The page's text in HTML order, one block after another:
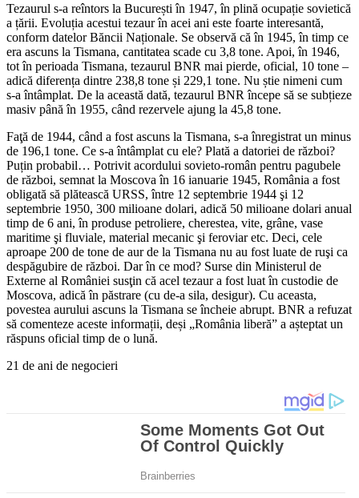
Tezaurul s-a reîntors la București în 1947, în plină ocupație sovietică
a țării. Evoluția acestui tezaur în acei ani este foarte interesantă,
conform datelor Băncii Naționale. Se observă că în 1945, în timp ce
era ascuns la Tismana, cantitatea scade cu 3,8 tone. Apoi, în 1946,
tot în perioada Tismana, tezaurul BNR mai pierde, oficial, 10 tone –
adică diferența dintre 238,8 tone și 229,1 tone. Nu știe nimeni cum
s-a întâmplat. De la această dată, tezaurul BNR începe să se subțieze
masiv până în 1955, când rezervele ajung la 45,8 tone.
Faţă de 1944, când a fost ascuns la Tismana, s-a înregistrat un minus
de 196,1 tone. Ce s-a întâmplat cu ele? Plată a datoriei de război?
Puțin probabil… Potrivit acordului sovieto-român pentru pagubele
de război, semnat la Moscova în 16 ianuarie 1945, România a fost
obligată să plătească URSS, între 12 septembrie 1944 şi 12
septembrie 1950, 300 milioane dolari, adică 50 milioane dolari anual
timp de 6 ani, în produse petroliere, cherestea, vite, grâne, vase
maritime şi fluviale, material mecanic şi feroviar etc. Deci, cele
aproape 200 de tone de aur de la Tismana nu au fost luate de ruşi ca
despăgubire de război. Dar în ce mod? Surse din Ministerul de
Externe al României susţin că acel tezaur a fost luat în custodie de
Moscova, adică în păstrare (cu de-a sila, desigur). Cu aceasta,
povestea aurului ascuns la Tismana se încheie abrupt. BNR a refuzat
să comenteze aceste informații, deși „România liberă” a așteptat un
răspuns oficial timp de o lună.
21 de ani de negocieri